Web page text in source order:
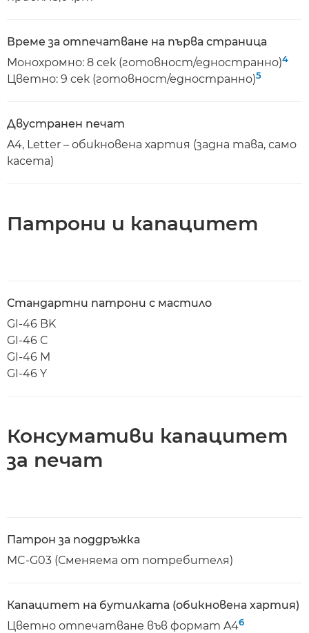
Време за отпечатване на първа страница
Монохромно: 8 сек (готовност/едностранно)4
Цветно: 9 сек (готовност/едностранно)5
Двустранен печат
A4, Letter – обикновена хартия (задна тава, само
касета)
Патрони и капацитет
Стандартни патрони с мастило
GI-46 BK
GI-46 C
GI-46 M
GI-46 Y
Консумативи капацитет
за печат
Патрон за поддръжка
MC-G03 (Сменяема от потребителя)
Капацитет на бутилката (обикновена хартия)
Цветно отпечатване във формат A46